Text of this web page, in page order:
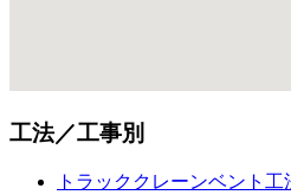
工法／工事別
トラッククレーンベント